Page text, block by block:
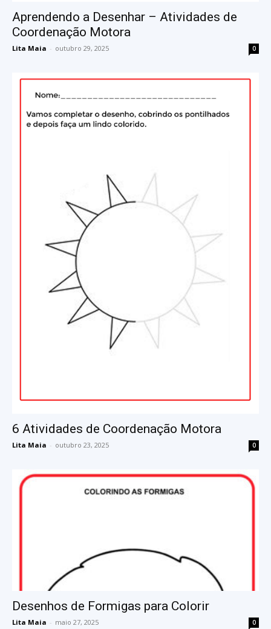
Aprendendo a Desenhar – Atividades de
Coordenação Motora
Lita Maia - outubro 29, 2025 0
6 Atividades de Coordenação Motora
Lita Maia - outubro 23, 2025 0
Desenhos de Formigas para Colorir
Lita Maia - maio 27, 2025 0